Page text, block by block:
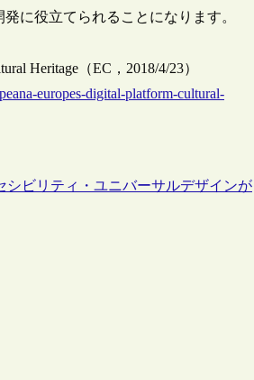
に役立てられることになります。
Heritage（EC，2018/4/23）
europes-digital-platform-cultural-
シビリティ・ユニバーサルデザインが